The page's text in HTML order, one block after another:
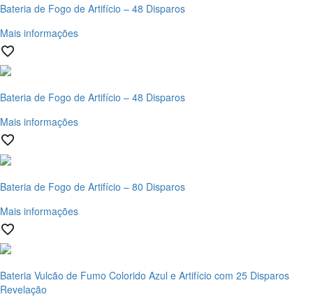
Bateria de Fogo de Artifício – 48 Disparos
Mais informações
Bateria de Fogo de Artifício – 48 Disparos
Mais informações
Bateria de Fogo de Artifício – 80 Disparos
Mais informações
Bateria Vulcão de Fumo Colorido Azul e Artifício com 25 Disparos
Revelação